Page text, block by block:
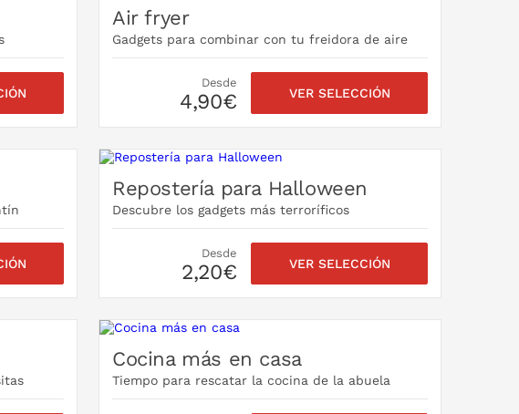
Air fryer
Gadgets para combinar con tu freidora de aire
Desde
4,90€ VER SELECCIÓN
Repostería para Halloween
Descubre los gadgets más terroríficos
Desde
2,20€ VER SELECCIÓN
Cocina más en casa
Tiempo para rescatar la cocina de la abuela